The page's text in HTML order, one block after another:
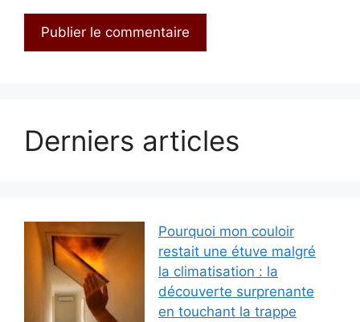
Derniers articles
Pourquoi mon couloir
restait une étuve malgré
la climatisation : la
découverte surprenante
en touchant la trappe